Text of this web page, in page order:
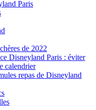
Paris
de 2022
Disneyland Paris : éviter
calendrier
repas de Disneyland